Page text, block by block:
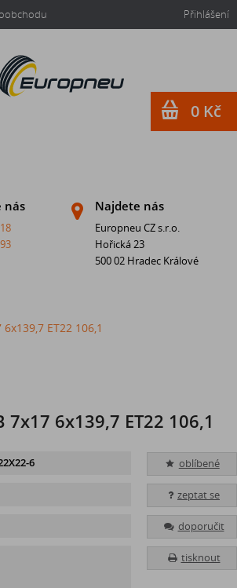
Přihlášení
nás Najdete nás
Europneu CZ s.r.o.
Hořická 23
500 02 Hradec Králové
0 Kč
6x139,7 ET22 106,1
oblíbené
zeptat se
doporučit
tisknout
6